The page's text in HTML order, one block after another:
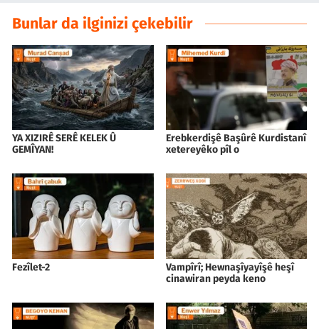
Bunlar da ilginizi çekebilir
YA XIZIRÊ SERÊ KELEK Û
GEMÎYAN!
Erebkerdişê Başûrê Kurdistanî
xetereyêko pîl o
Fezîlet-2
Vampîrî; Hewnaşîyayîşê heşî
cinawiran peyda keno